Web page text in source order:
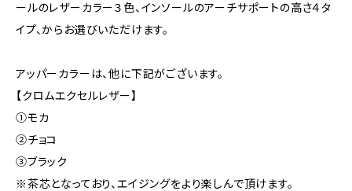
ールのレザーカラー３色、インソールのアーチサポートの高さ４タ
イプ、からお選びいただけます。
アッパーカラーは、他に下記がございます。
【クロムエクセルレザー】
①モカ
②チョコ
③ブラック
※茶芯となっており、エイジングをより楽しんで頂けます。